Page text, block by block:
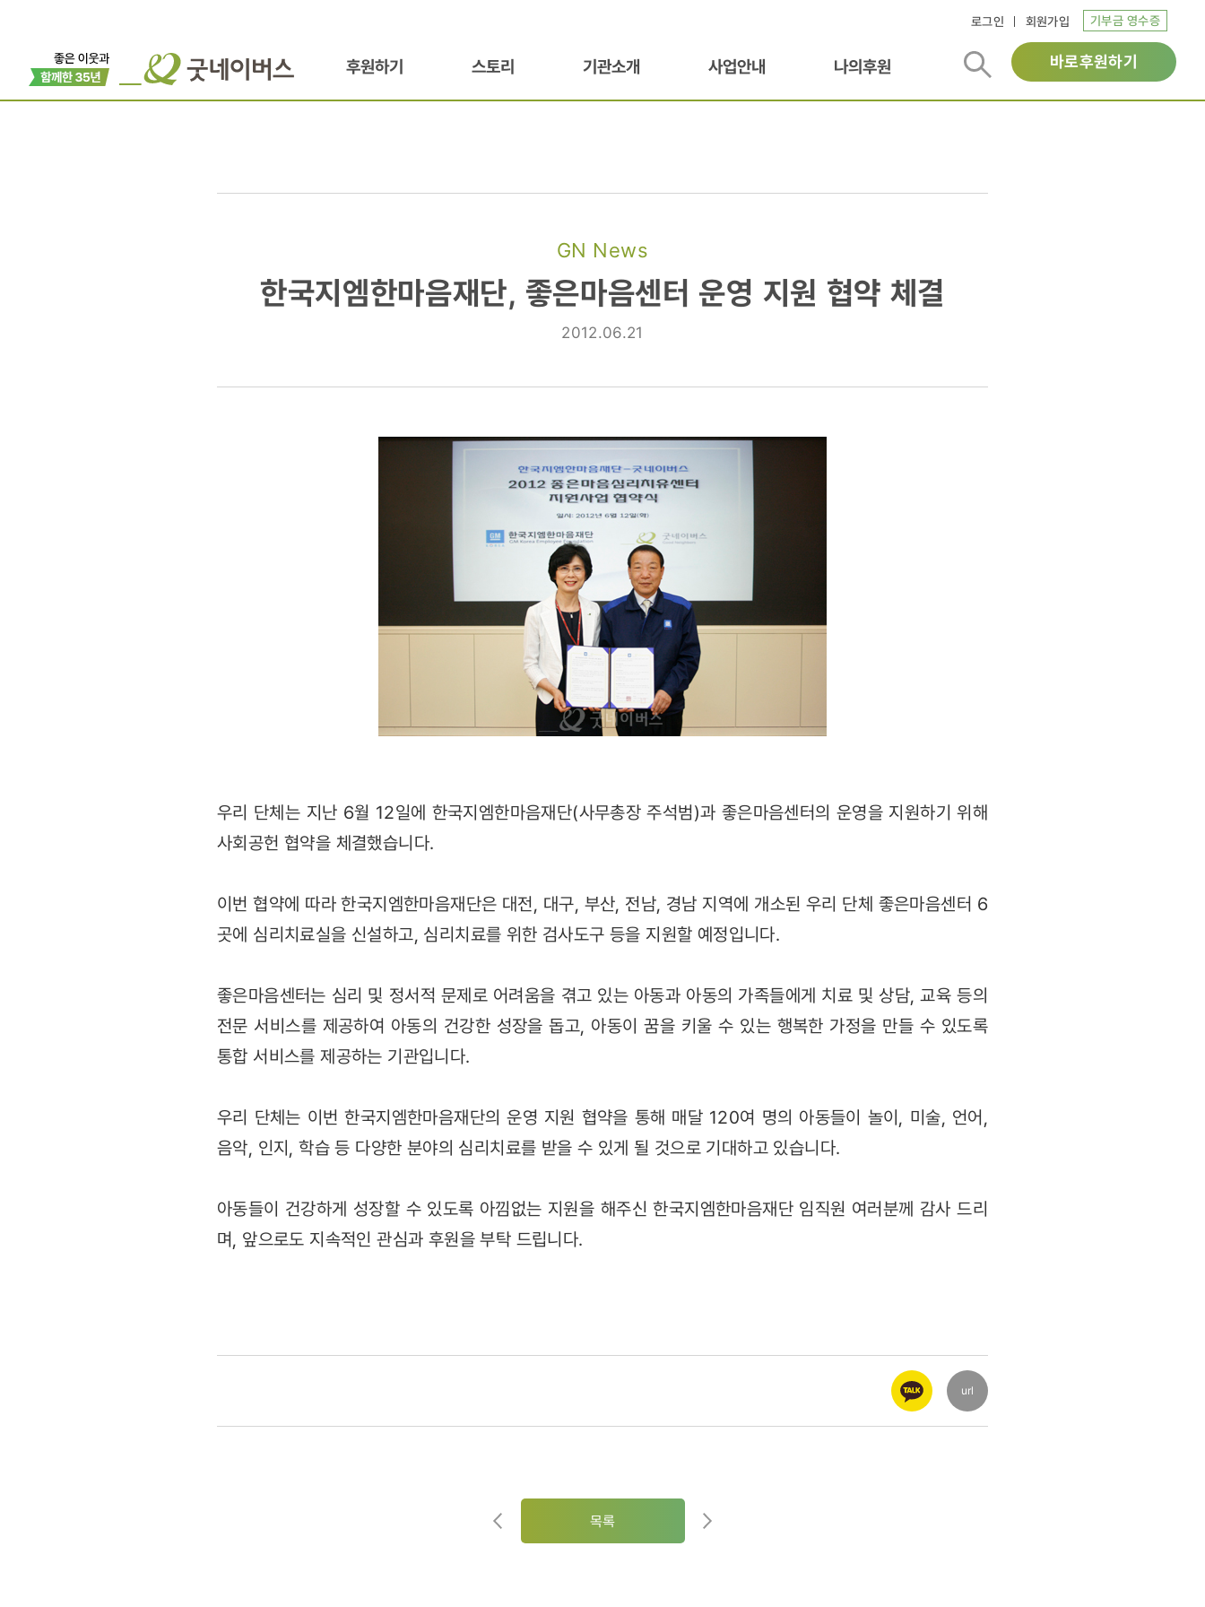
로그인 회원가입 기부금 영수증
후원하기 스토리 기관소개 사업안내 나의후원 바로후원하기
GN News
한국지엠한마음재단,
운영
한국지엠한마음재단, 좋은마음센터 운영 지원 협약 체결
2012.06.21
우리 단체는 지난 6월 12일에 한국지엠한마음재단(사무총장 주석범)과 좋은마음센터의 운영을 지원하기 위해
사회공헌 협약을 체결했습니다.
이번 협약에 따라 한국지엠한마음재단은 대전, 대구, 부산, 전남, 경남 지역에 개소된 우리 단체 좋은마음센터 6
곳에 심리치료실을 신설하고, 심리치료를 위한 검사도구 등을 지원할 예정입니다.
좋은마음센터는 심리 및 정서적 문제로 어려움을 겪고 있는 아동과 아동의 가족들에게 치료 및 상담, 교육 등의
전문 서비스를 제공하여 아동의 건강한 성장을 돕고, 아동이 꿈을 키울 수 있는 행복한 가정을 만들 수 있도록
통합 서비스를 제공하는 기관입니다.
우리 단체는 이번 한국지엠한마음재단의 운영 지원 협약을 통해 매달 120여 명의 아동들이 놀이, 미술, 언어,
음악, 인지, 학습 등 다양한 분야의 심리치료를 받을 수 있게 될 것으로 기대하고 있습니다.
아동들이 건강하게 성장할 수 있도록 아낌없는 지원을 해주신 한국지엠한마음재단 임직원 여러분께 감사 드리
며, 앞으로도 지속적인 관심과 후원을 부탁 드립니다.
url
목록